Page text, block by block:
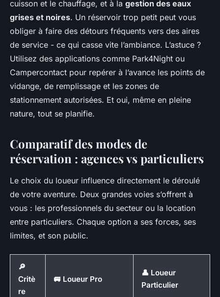
cuisson et le chauffage, et à la gestion des eaux
grises et noires. Un réservoir trop petit peut vous
obliger à faire des détours fréquents vers des aires
de service - ce qui casse vite l’ambiance. L’astuce ?
Utilisez des applications comme Park4Night ou
Campercontact pour repérer à l’avance les points de
vidange, de remplissage et les zones de
stationnement autorisées. Et oui, même en pleine
nature, tout se planifie.
Comparatif des modes de
réservation : agences vs particuliers
Le choix du loueur influence directement le déroulé
de votre aventure. Deux grandes voies s’offrent à
vous : les professionnels du secteur ou la location
entre particuliers. Chaque option a ses forces, ses
limites, et son public.
🔎
Critè
re
🚐 Loueur Pro
👤 Loueur
Particulier